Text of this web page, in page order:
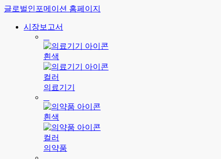
글로벌인포메이션 홈페이지
시장보고서
의료기기
의약품